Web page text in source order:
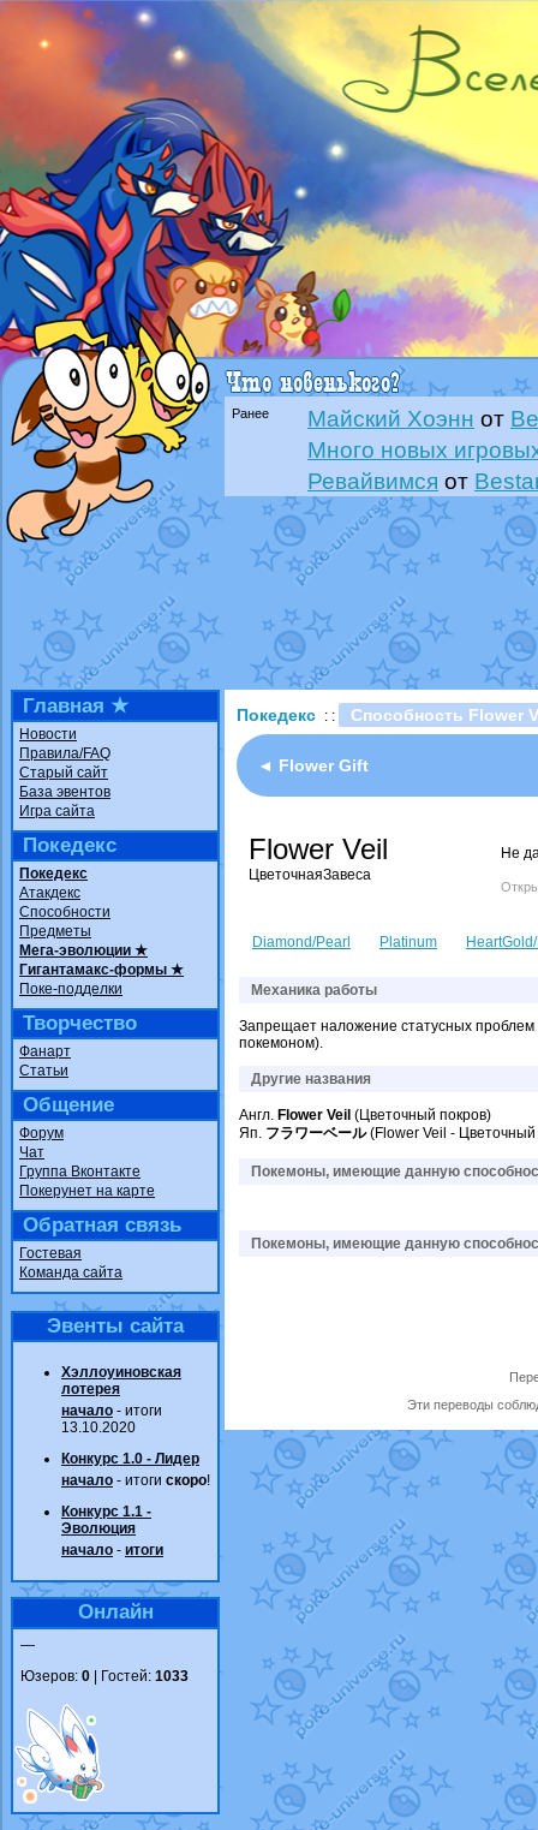
Ранее Майский Хоэнн от
Много новых
Ревайвимся от
Всё, трындец
Технические
доброе утро славяне
Йолда и Мимикью
от
Недовольный
The Dark Wishmaker
шадоу спиритомбот
траббишот
Raging Bolt
Shadow mismagius
Главная ★
Новости
Правила/FAQ
Старый сайт
База эвентов
Игра сайта
Покедекс
Покедекс
Атакдекс
Способности
Предметы
Мега-эволюции ★
Гигантамакс-формы ★
Поке-подделки
Творчество
Фанарт
Статьи
Общение
Форум
Чат
Группа Вконтакте
Покерунет на карте
Обратная связь
Гостевая
Команда сайта
Эвенты сайта
Хэллоуиновская
лотерея
начало - итоги
13.10.2020
Конкурс 1.0 - Лидер
начало - итоги скоро!
Конкурс 1.1 -
Эволюция
начало - итоги
Онлайн
—
Юзеров: 0 | Гостей: 1033
Покедекс : : Способность Flower
◄ Flower Gift
Flower Veil
ЦветочнаяЗавеса
Не
Diamond/Pearl Platinum
Механика работы
Запрещает наложение статусных
покемоном).
Другие названия
Англ. Flower Veil (Цветочный покров)
Яп. フラワーベール(Flower Veil - Цветочный
Покемоны, имеющие данную
Покемоны, имеющие данную
Эти переводы